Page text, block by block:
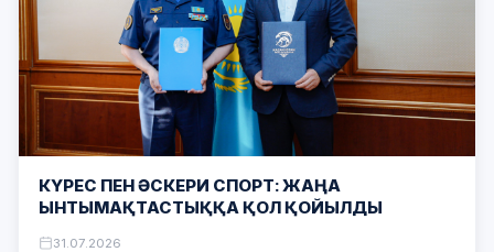
КҮРЕС ПЕН ӘСКЕРИ СПОРТ: ЖАҢА
ЫНТЫМАҚТАСТЫҚҚА ҚОЛ ҚОЙЫЛДЫ
31.07.2026